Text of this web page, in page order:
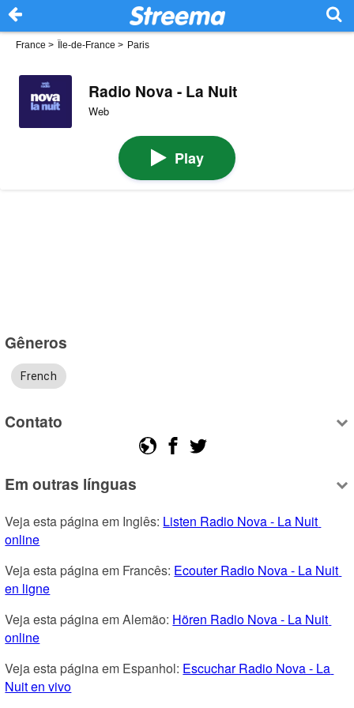
France > Île-de-France > Paris
Radio Nova - La Nuit
Web
Play
Gêneros
French
Contato
Em outras línguas
Veja esta página em Inglês: Listen Radio Nova - La Nuit
online
Veja esta página em Francês: Ecouter Radio Nova - La Nuit
en ligne
Veja esta página em Alemão: Hören Radio Nova - La Nuit
online
Veja esta página em Espanhol: Escuchar Radio Nova - La
Nuit en vivo